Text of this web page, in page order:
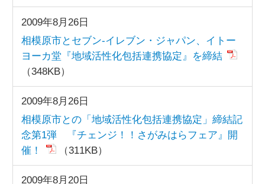
2009年8月26日
相模原市とセブン-イレブン・ジャパン、イトー
ヨーカ堂『地域活性化包括連携協定』を締結
（348KB）
2009年8月26日
相模原市との「地域活性化包括連携協定」締結記
念第1弾 『チェンジ！！さがみはらフェア』開
催！
（311KB）
2009年8月20日